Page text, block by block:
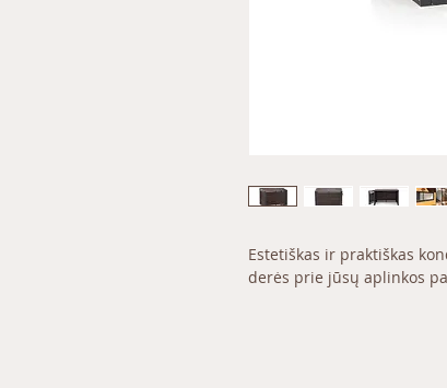
Estetiškas ir praktiškas
derės prie jūsų aplinkos